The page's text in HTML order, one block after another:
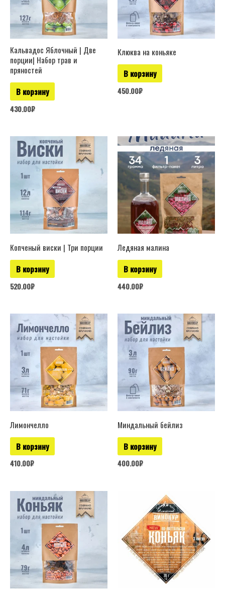
Кальвадос Яблочный | Две
порции| Набор трав и
пряностей
В корзину
430.00₽
Клюква на коньяке
В корзину
450.00₽
Копченый виски | Три порции
В корзину
520.00₽
Ледяная малина
В корзину
440.00₽
Лимончелло
В корзину
410.00₽
Миндальный бейлиз
В корзину
400.00₽